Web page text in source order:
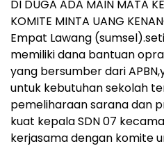
DI DUGA ADA MAIN MATA
KOMITE MINTA UANG
Empat Lawang
memiliki dana bantuan
yang bersumber dari
untuk kebutuhan sekolah
pemeliharaan sarana dan
kuat kepala SDN 07
kerjasama dengan komite